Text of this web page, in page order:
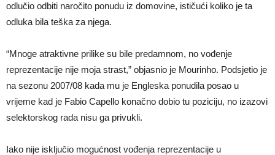
odlučio odbiti naročito ponudu iz domovine, ističući koliko je ta
odluka bila teška za njega.
“Mnoge atraktivne prilike su bile predamnom, no vođenje
reprezentacije nije moja strast,” objasnio je Mourinho. Podsjetio je
na sezonu 2007/08 kada mu je Engleska ponudila posao u
vrijeme kad je Fabio Capello konačno dobio tu poziciju, no izazovi
selektorskog rada nisu ga privukli.
Iako nije isključio mogućnost vođenja reprezentacije u